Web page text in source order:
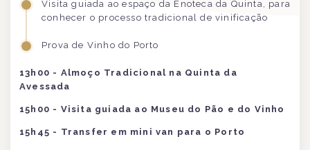
Visita guiada ao espaço da Enoteca da Quinta, para
conhecer o processo tradicional de vinificação
Prova de Vinho do Porto
13h00 - Almoço Tradicional na Quinta da
Avessada
15h00 - Visita guiada ao Museu do Pão e do Vinho
15h45 - Transfer em mini van para o Porto